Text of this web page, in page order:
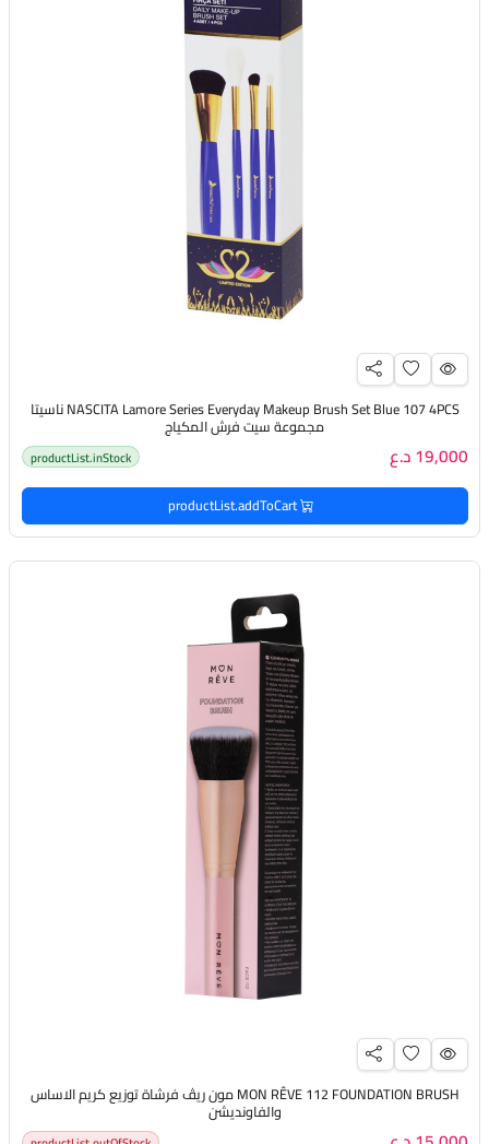
NASCITA Lamore Series Everyday Makeup Brush Set Blue 107 4PCS ناسيتا
مجموعة سيت فرش المكياج
19,000 د.ع productList.inStock
productList.addToCart
MON RÊVE 112 FOUNDATION BRUSH مون ريڤ فرشاة توزيع كريم الاساس
والفاونديشن